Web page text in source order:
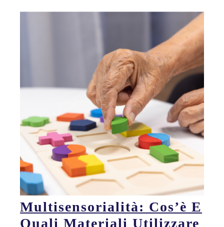
Multisensorialità: Cos’è E
Quali Materiali Utilizzare